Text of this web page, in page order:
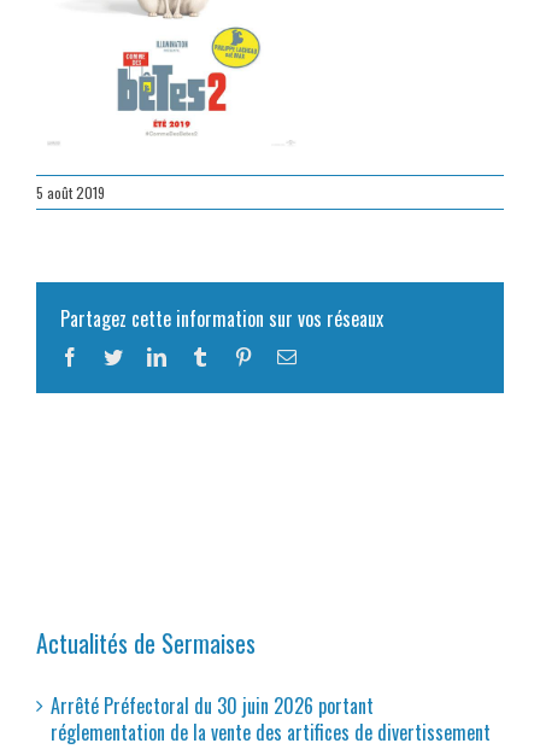
5 août 2019
Partagez cette information sur vos réseaux
Facebook
TwitterLinkedInTumblr PinterestEmail
Actualités de Sermaises
Arrêté Préfectoral du 30 juin 2026 portant
réglementation de la vente des artifices de divertissement